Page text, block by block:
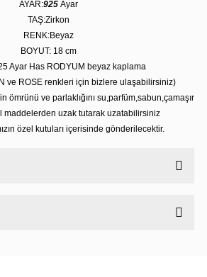
AYAR:925 Ayar
TAŞ:Zirkon
RENK:Beyaz
BOYUT: 18 cm
Ayar Has RODYUM beyaz kaplama
ve ROSE renkleri için bizlere ulaşabilirsiniz)
ömrünü ve parlaklığını su,parfüm,sabun,çamaşır
maddelerden uzak tutarak uzatabilirsiniz
özel kutuları içerisinde gönderilecektir.